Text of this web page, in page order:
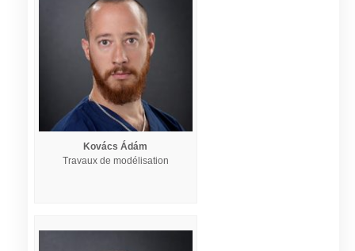
Kovács Ádám
Travaux de modélisation